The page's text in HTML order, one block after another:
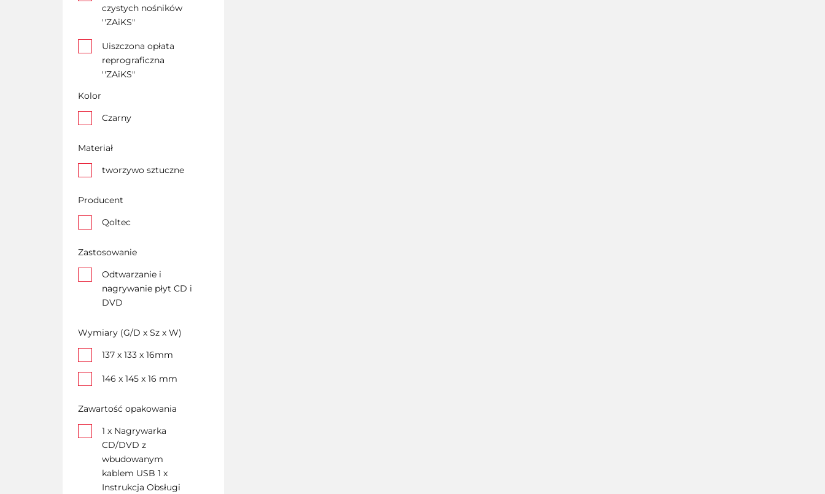
czystych nośników
''ZAiKS"
Uiszczona opłata
reprograficzna
''ZAiKS"
Kolor
Czarny
Materiał
tworzywo sztuczne
Producent
Qoltec
Zastosowanie
Odtwarzanie i
nagrywanie płyt CD i
DVD
Wymiary (G/D x Sz x W)
137 x 133 x 16mm
146 x 145 x 16 mm
Zawartość opakowania
1 x Nagrywarka
CD/DVD z
wbudowanym
kablem USB 1 x
Instrukcja Obsługi